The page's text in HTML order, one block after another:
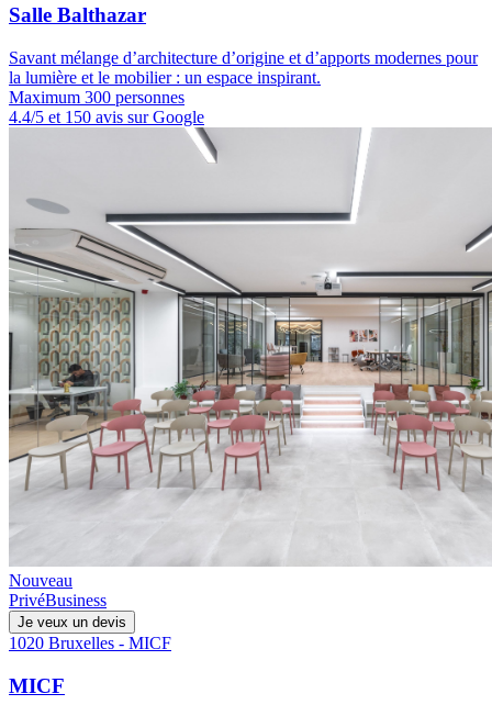
Salle Balthazar
Savant mélange d’architecture d’origine et d’apports modernes pour
la lumière et le mobilier : un espace inspirant.
Maximum 300 personnes
4.4/5 et 150 avis sur Google
Nouveau
PrivéBusiness
Je veux un devis
1020 Bruxelles - MICF
MICF